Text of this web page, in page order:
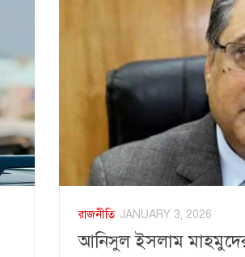
রাজনীতি JANUARY 3, 2026
আনিসুল ইসলাম